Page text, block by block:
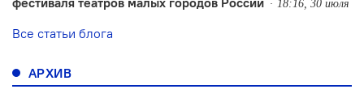
18:16, 30 июля
Все статьи блога
АРХИВ